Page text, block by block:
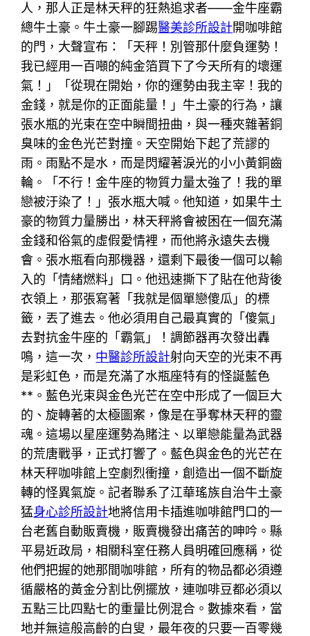
人，那人正是林天秤的狂熱追求者——金牛座霸
總牛土豪。牛土豪一腳踢醫美診所設計開咖啡館
的門，大聲宣布：「天秤！別管那什麼負運勢！
我已經用一百噸的純金箔買下了今天所有的壞運
氣！」「從現在開始，你的運勢由我主宰！我的
金錢，就是你的正面能量！」牛土豪的行為，讓
張水瓶的光束在空中瞬間扭曲，與一種夾雜著銅
臭味的金色光芒對撞。天空開始下起了荒謬的
雨。雨點不是水，而是閃耀著淚光的小小黃銅齒
輪。「不行！金牛座的物質力量太強了！我的單
戀被汙染了！」張水瓶大喊。他知道，如果牛土
豪的物質力量勝出，林天秤將會被困在一個充滿
金錢和俗氣的虛假愛情裡，而他將永遠失去機
會。張水瓶看向那機器，還剩下最後一個可以輸
入的「情緒燃料」口。他迅速撕下了貼在他背後
衣領上，那張寫著「我就是個單戀傻瓜」的標
籤，丟了進去。他必須用自己最真實的「傻氣」
去對抗金牛座的「霸氣」！調節器再次發出轟
鳴，這一次， 中醫診所設計射向天空的光束不再
是彩虹色，而是充滿了水瓶座特有的怪誕藍色
**。藍色光束與金色光芒在空中形成了一個巨大
的、旋轉著的太極圖案，像是在爭奪林天秤的靈
魂。這場以星座運勢為賭注、以單戀能量為武器
的荒唐戰爭，正式打響了。藍色與金色的光芒在
林天秤咖啡館上空劇烈衝撞，創造出一個不斷旋
轉的怪異氣旋。記者聯系了江華瑤族自治牛土豪
猛身心診所設計地將信用卡插進咖啡館門口的一
台老舊自動販賣機，販賣機發出痛苦的呻吟。縣
平易近政局，相關科室任務人員明確回應稱，從
他們把握的她那間咖啡館，所有的物品都必須遵
循嚴格的黃金分割比例擺放，連咖啡豆都必須以
五點三比四點七的重量比例混合。數據來看，當
地并無這般高齡的白叟，最年夜的只要一百零幾